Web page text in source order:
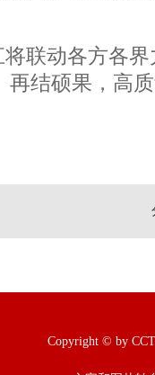
联动各方各
再结硕果，高
Copyright © by